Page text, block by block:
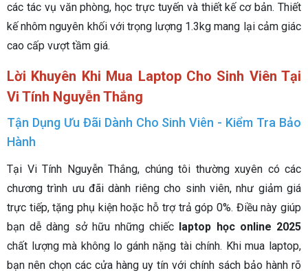
các tác vụ văn phòng, học trực tuyến và thiết kế cơ bản. Thiết
kế nhôm nguyên khối với trọng lượng 1.3kg mang lại cảm giác
cao cấp vượt tầm giá.
Lời Khuyên Khi Mua Laptop Cho Sinh Viên Tại
Vi Tính Nguyễn Thắng
Tận Dụng Ưu Đãi Dành Cho Sinh Viên - Kiểm Tra Bảo
Hành
Tại Vi Tính Nguyễn Thắng, chúng tôi thường xuyên có các
chương trình ưu đãi dành riêng cho sinh viên, như giảm giá
trực tiếp, tặng phụ kiện hoặc hỗ trợ trả góp 0%. Điều này giúp
bạn dễ dàng sở hữu những chiếc laptop học online 2025
chất lượng mà không lo gánh nặng tài chính. Khi mua laptop,
bạn nên chọn các cửa hàng uy tín với chính sách bảo hành rõ